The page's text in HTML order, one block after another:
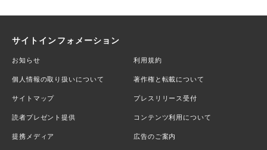
サイトインフォメーション
お知らせ 利用規約
個人情報の取り扱いについて 著作権と転載について
サイトマップ プレスリリース受付
読者プレゼント提供 コンテンツ利用について
提携メディア 広告のご案内